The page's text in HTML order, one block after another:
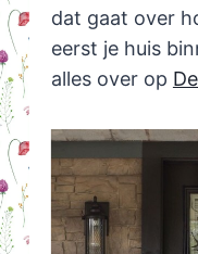
dat gaat over
eerst je huis
alles over op